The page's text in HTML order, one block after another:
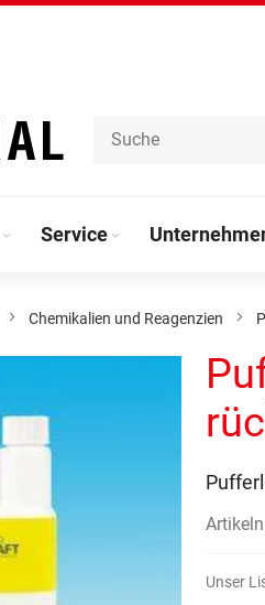
Service
Chemikalien und Reagenzien
Unser